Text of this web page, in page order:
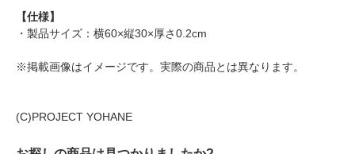
【仕様】
・製品サイズ：横60×縦30×厚さ0.2cm
※掲載画像はイメージです。実際の商品とは異なります。
(C)PROJECT YOHANE